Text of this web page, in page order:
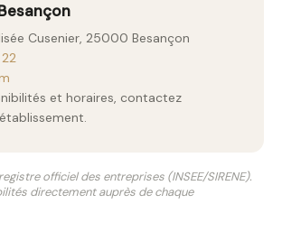
Cusenier, 25000 Besançon
et horaires, contactez
officiel des entreprises (INSEE/SIRENE).
directement auprès de chaque